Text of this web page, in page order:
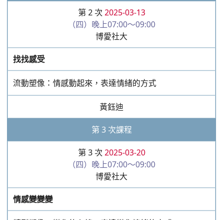
轉型塑像：變化的心情，表達變化情緒的方式
黃鈺迪
第 4 次課程
第 4 次
2025-03-27
（四）晚上07:00～09:00
博愛社大
一人一故事劇場的歷史、舞台、型式介紹
黃鈺迪
第 5 次課程